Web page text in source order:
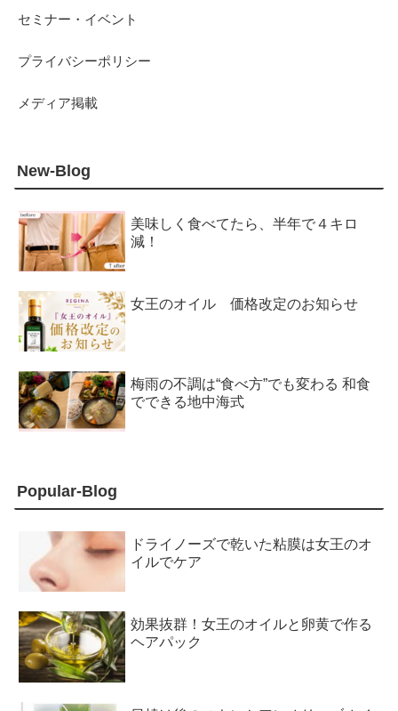
セミナー・イベント
プライバシーポリシー
メディア掲載
New-Blog
美味しく食べてたら、半年で４キロ
減！
女王のオイル 価格改定のお知らせ
梅雨の不調は“食べ方”でも変わる 和食
でできる地中海式
Popular-Blog
ドライノーズで乾いた粘膜は女王のオ
イルでケア
効果抜群！女王のオイルと卵黄で作る
ヘアパック